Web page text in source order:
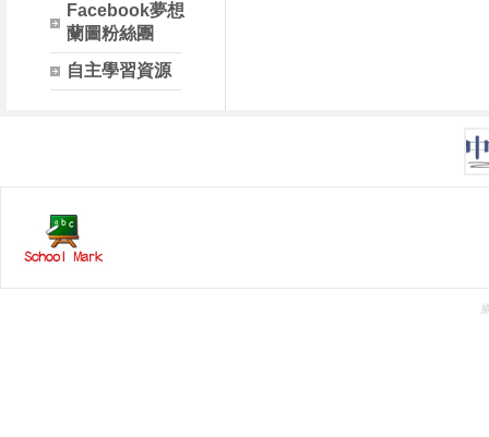
Facebook夢想
蘭圖粉絲團
自主學習資源